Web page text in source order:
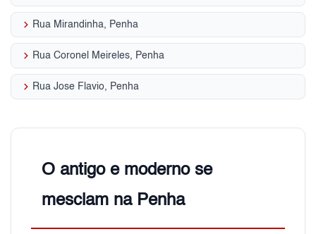
keyboard_arrow_right Rua Mirandinha, Penha
keyboard_arrow_right Rua Coronel Meireles, Penha
keyboard_arrow_right Rua Jose Flavio, Penha
O antigo e moderno se
mesclam na Penha